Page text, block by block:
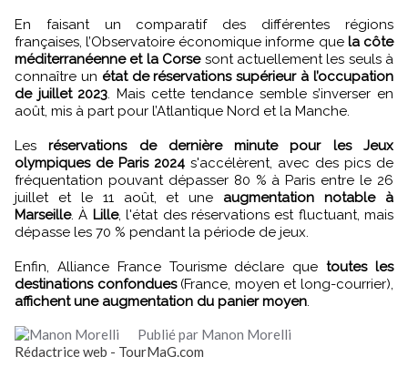
En faisant un comparatif des différentes régions
françaises, l’Observatoire économique informe que la côte
méditerranéenne et la Corsesont actuellement les seuls à
connaître un état de réservations supérieur à l’occupation
de juillet 2023. Mais cette tendance semble s’inverser en
août, mis à part pour l’Atlantique Nord et la Manche.
Lesréservations de dernière minute pour les Jeux
olympiques de Paris 2024 s'accélèrent, avec des pics de
fréquentation pouvant dépasser 80 % à Paris entre le 26
juillet et le 11 août, et une augmentation notable à
Marseille. À Lille, l'état des réservations est fluctuant, mais
dépasse les 70 % pendant la période de jeux.
Enfin, Alliance France Tourisme déclare quetoutes les
destinations confondues(France, moyen et long-courrier),
affichent une augmentation du panier moyen.
Publié par Manon Morelli
Rédactrice web - TourMaG.com